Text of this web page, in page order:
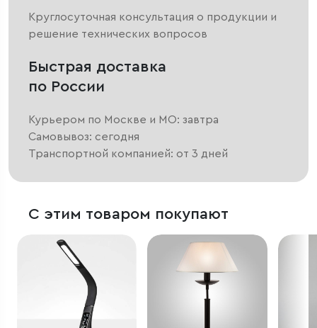
Круглосуточная консультация о продукции и
решение технических вопросов
Быстрая доставка
по России
Курьером по Москве и МО: завтра
Самовывоз: сегодня
Транспортной компанией: от 3 дней
С этим товаром покупают